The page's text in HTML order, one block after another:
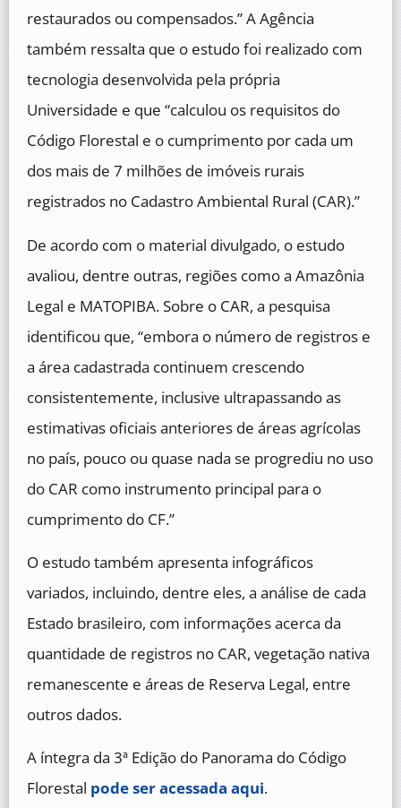
restaurados ou compensados.” A Agência
também ressalta que o estudo foi realizado com
tecnologia desenvolvida pela própria
Universidade e que “calculou os requisitos do
Código Florestal e o cumprimento por cada um
dos mais de 7 milhões de imóveis rurais
registrados no Cadastro Ambiental Rural (CAR).”
De acordo com o material divulgado, o estudo
avaliou, dentre outras, regiões como a Amazônia
Legal e MATOPIBA. Sobre o CAR, a pesquisa
identificou que, “embora o número de registros e
a área cadastrada continuem crescendo
consistentemente, inclusive ultrapassando as
estimativas oficiais anteriores de áreas agrícolas
no país, pouco ou quase nada se progrediu no uso
do CAR como instrumento principal para o
cumprimento do CF.”
O estudo também apresenta infográficos
variados, incluindo, dentre eles, a análise de cada
Estado brasileiro, com informações acerca da
quantidade de registros no CAR, vegetação nativa
remanescente e áreas de Reserva Legal, entre
outros dados.
A íntegra da 3ª Edição do Panorama do Código
Florestal pode ser acessada aqui.